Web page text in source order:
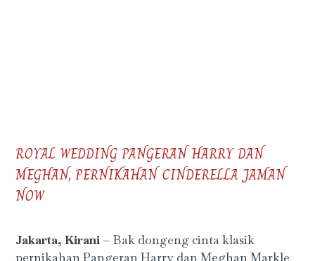
ROYAL WEDDING PANGERAN HARRY DAN
MEGHAN, PERNIKAHAN CINDERELLA JAMAN
NOW
Jakarta, Kirani –Bak dongeng cinta klasik
pernikahan Pangeran Harry dan Meghan Markle